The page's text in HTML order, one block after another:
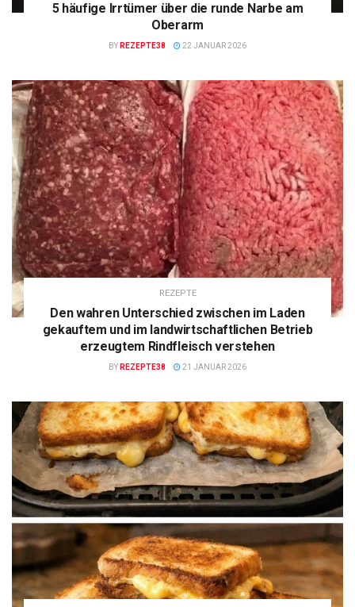
5 häufige Irrtümer über die runde Narbe am
Oberarm
BY REZEPTE38 22 JANUAR 2026
REZEPTE
Den wahren Unterschied zwischen im Laden
gekauftem und im landwirtschaftlichen Betrieb
erzeugtem Rindfleisch verstehen
BY REZEPTE38 21 JANUAR 2026